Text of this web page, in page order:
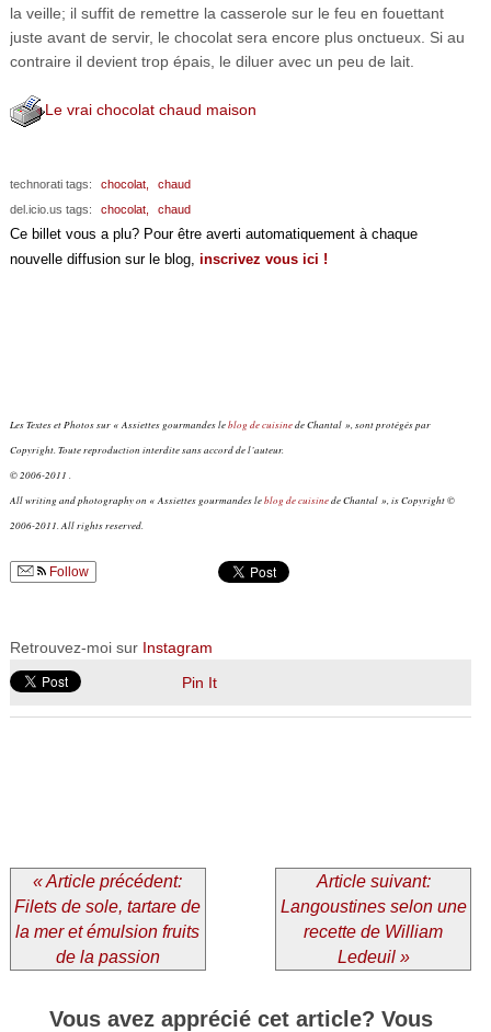
la veille; il suffit de remettre la casserole sur le feu en fouettant
juste avant de servir, le chocolat sera encore plus onctueux. Si au
contraire il devient trop épais, le diluer avec un peu de lait.
Le vrai chocolat chaud maison
technorati tags: chocolat,
chaud
del.icio.us tags:
chocolat, chaud
Ce billet vous a plu? Pour être averti automatiquement à chaque
nouvelle diffusion sur le blog, inscrivez vous ici !
Les Textes et Photos sur « Assiettes gourmandes leblog de cuisinede Chantal », sont protégés par
Copyright. Toute reproduction interdite sans accord de l’auteur.
© 2006-2011 .
All writing and photography on « Assiettes gourmandes leblog de cuisinede Chantal », is Copyright ©
2006-2011. All rights reserved.
Follow
Retrouvez-moi sur Instagram
Pin It
« Article précédent:
Filets de sole, tartare de
la mer et émulsion fruits
de la passion
Article suivant:
Langoustines selon une
recette de William
Ledeuil »
Vous avez apprécié cet article? Vous